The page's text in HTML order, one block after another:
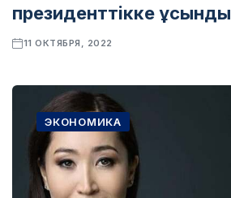
президенттікке ұсынды
11 ОКТЯБРЯ, 2022
ЭКОНОМИКА